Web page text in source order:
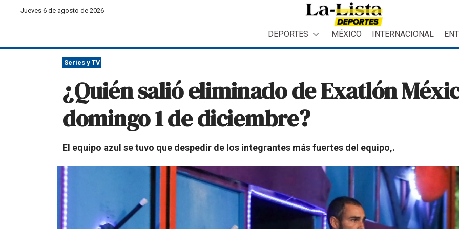
Jueves 6 de agosto de 2026
DEPORTES MÉXICO INTERNACIONAL
Series y TV
¿Quién salió eliminado de Exatlón
domingo 1 de diciembre?
El equipo azul se tuvo que despedir de los integrantes más fuertes del equipo,.